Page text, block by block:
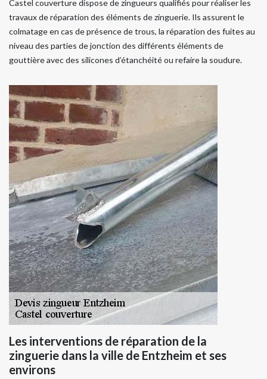
Castel couverture dispose de zingueurs qualifiés pour réaliser les
travaux de réparation des éléments de zinguerie. Ils assurent le
colmatage en cas de présence de trous, la réparation des fuites au
niveau des parties de jonction des différents éléments de
gouttière avec des silicones d’étanchéité ou refaire la soudure.
Les interventions de réparation de la
zinguerie dans la ville de Entzheim et ses
environs